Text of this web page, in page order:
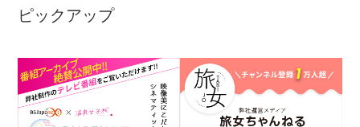
ピックアップ